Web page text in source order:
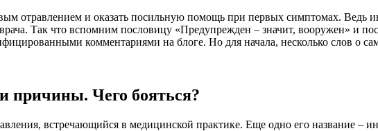
отравлением и оказать посильную помощь при первых симптомах. Ведь
Так что вспомним пословицу «Предупрежден – значит, вооружен» и
комментариями на блоге. Но для начала, несколько слов о
причины. Чего бояться?
встречающийся в медицинской практике. Еще одно его название –